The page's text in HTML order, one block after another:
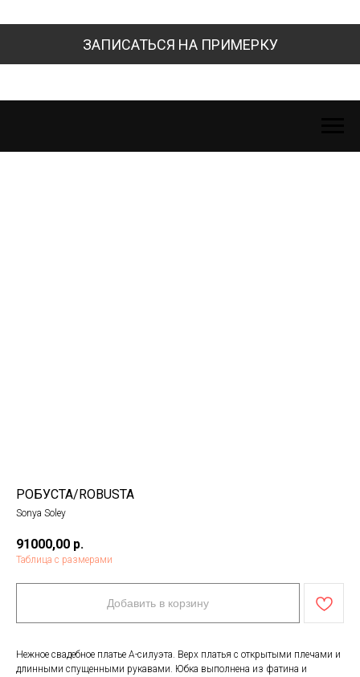
ЗАПИСАТЬСЯ НА ПРИМЕРКУ
РОБУСТА/ROBUSTA
Sonya Soley
91000,00 р.
Таблица с размерами
Добавить в корзину
Нежное свадебное платье А-силуэта. Верх платья с открытыми плечами и
длинными спущенными рукавами. Юбка выполнена из фатина и